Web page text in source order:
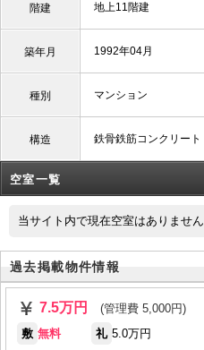
階建 地上11階建
築年月 1992年04月
種別 マンション
構造 鉄骨鉄筋コンクリート
空室一覧
当サイト内で現在空室はありません
過去掲載物件情報
7.5万円
(管理費 5,000円)
敷 無料 礼 5.0万円